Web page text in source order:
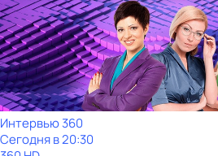
Интервью 360
Сегодня в 20:30